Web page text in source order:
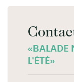
«BALADE
L'ÉTÉ»